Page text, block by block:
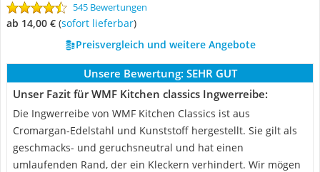
545 Bewertungen
ab 14,00 € ( Sofort lieferbar)
Preisvergleich und weitere Angebote
Unsere Bewertung: SEHR GUT
Unser Fazit für WMF Kitchen classics Ingwerreibe:
Die Ingwerreibe von WMF Kitchen Classics ist aus
Cromargan-Edelstahl und Kunststoff hergestellt. Sie gilt als
geschmacks- und geruchsneutral und hat einen
umlaufenden Rand, der ein Kleckern verhindert. Wir mögen